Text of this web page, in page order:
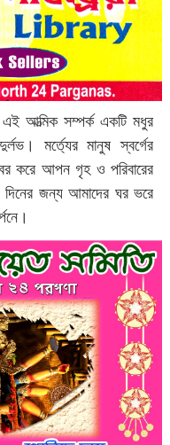
আত্মিক সম্পর্ক একটি মধুর
মর্ত্যের মানুষ স্বর্গের
করে আপন গৃহ ও পরিবারের
জন্য আমাদের ঘর ভরে